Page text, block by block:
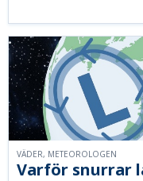
Varför snurrar
VÄDER, METEOROLOGEN